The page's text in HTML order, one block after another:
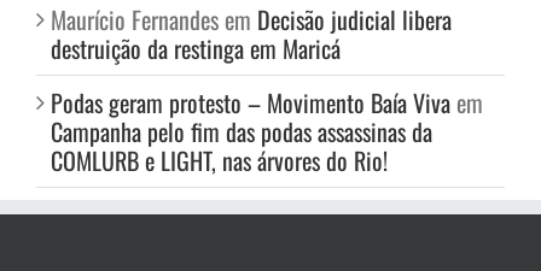
Maurício Fernandes em Decisão judicial libera
destruição da restinga em Maricá
Podas geram protesto – Movimento Baía Viva em
Campanha pelo fim das podas assassinas da
COMLURB e LIGHT, nas árvores do Rio!